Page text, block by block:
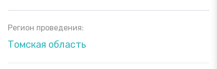
Регион проведения:
Томская область